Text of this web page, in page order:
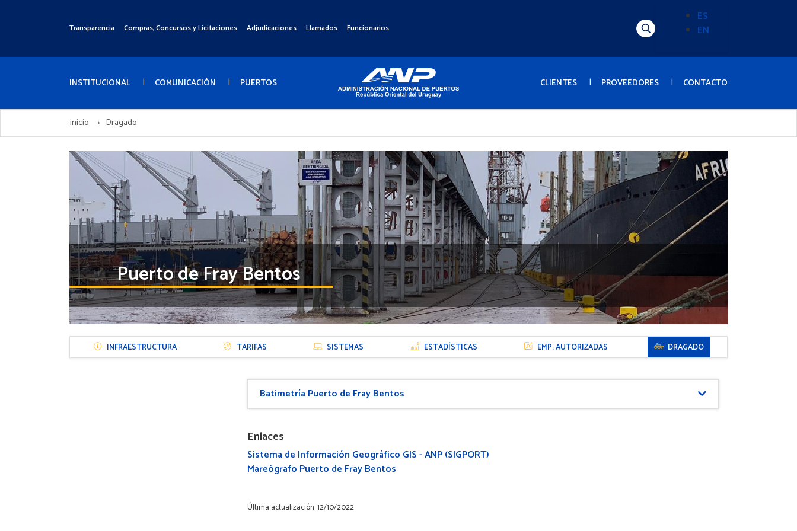
Menú
Transparencia Compras, Concursos y Licitaciones Adjudicaciones Llamados Funcionarios Alternador
(Content)
ES
EN
Menú
INSTITUCIONAL COMUNICACIÓN PUERTOS CLIENTES PROVEEDORES CONTACTO
inicio Dragado
Puerto de Fray Bentos
Menú
Sección INFRAESTRUCTURA TARIFAS SISTEMAS ESTADÍSTICAS EMP. AUTORIZADAS DRAGADO
Batimetría Puerto de Fray Bentos
Enlaces
Sistema de Información Geográfico GIS - ANP (SIGPORT)
Mareógrafo Puerto de Fray Bentos
Última actualización: 12/10/2022